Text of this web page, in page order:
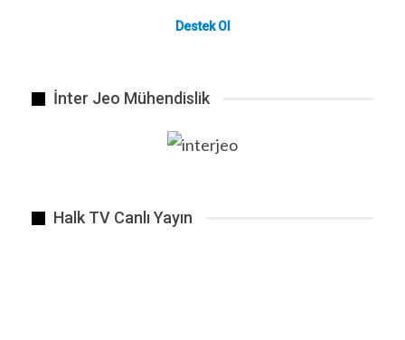
ÖNCEKI SONRAKI 1 2.648
Destek Ol
İnter Jeo Mühendislik
Halk TV Canlı Yayın